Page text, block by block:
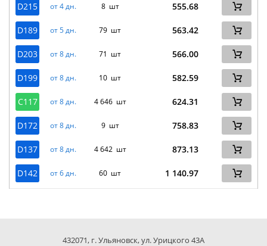
D215 от 4 дн. 8 шт 555.68
D189 от 5 дн. 79 шт 563.42
D203 от 8 дн. 71 шт 566.00
D199 от 8 дн. 10 шт 582.59
C117 от 8 дн. 4 646 шт 624.31
D172 от 8 дн. 9 шт 758.83
D137 от 8 дн. 4 642 шт 873.13
D142 от 6 дн. 60 шт 1 140.97
432071, г. Ульяновск, ул. Урицкого 43А